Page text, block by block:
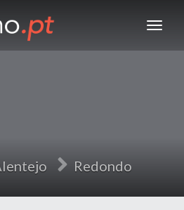
Redondo